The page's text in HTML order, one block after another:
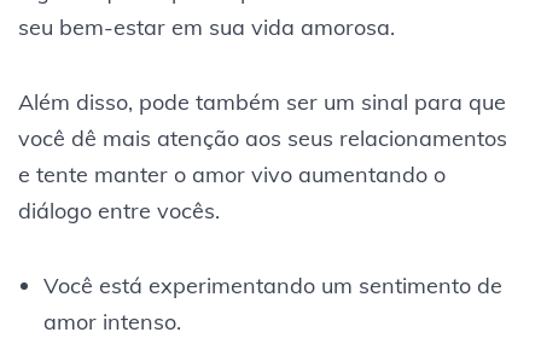
seu bem-estar em sua vida amorosa.
Além disso, pode também ser um sinal para que
você dê mais atenção aos seus relacionamentos
e tente manter o amor vivo aumentando o
diálogo entre vocês.
Você está experimentando um sentimento de
amor intenso.